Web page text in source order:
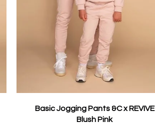
Basic Jogging Pants &C x REVIVE
Blush Pink